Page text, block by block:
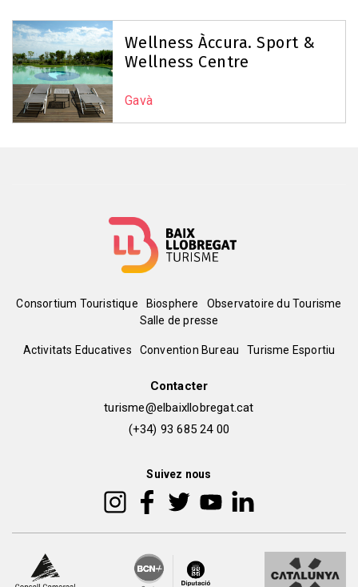
Wellness Àccura. Sport &
Wellness Centre
Gavà
Menú
del
Consortium Touristique Biosphere
Observatoire du Tourisme
Salle de presse
Peu
Activitats Educatives Convention Bureau Turisme Esportiu
Contacter
turisme@elbaixllobregat.cat
(+34) 93 685 24 00
Suivez nous